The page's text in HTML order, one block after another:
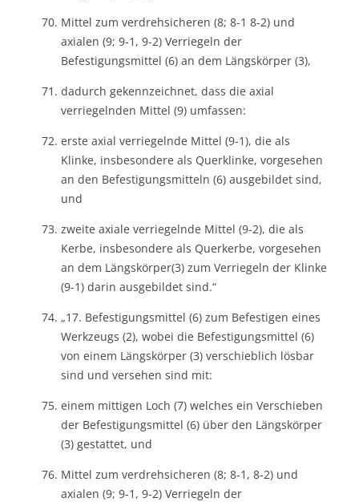
Mittel zum verdrehsicheren (8; 8-1 8-2) und
axialen (9; 9-1, 9-2) Verriegeln der
Befestigungsmittel (6) an dem Längskörper (3),
dadurch gekennzeichnet, dass die axial
verriegelnden Mittel (9) umfassen:
erste axial verriegelnde Mittel (9-1), die als
Klinke, insbesondere als Querklinke, vorgesehen
an den Befestigungsmitteln (6) ausgebildet sind,
und
zweite axiale verriegelnde Mittel (9-2), die als
Kerbe, insbesondere als Querkerbe, vorgesehen
an dem Längskörper(3) zum Verriegeln der Klinke
(9-1) darin ausgebildet sind.“
„17. Befestigungsmittel (6) zum Befestigen eines
Werkzeugs (2), wobei die Befestigungsmittel (6)
von einem Längskörper (3) verschieblich lösbar
sind und versehen sind mit:
einem mittigen Loch (7) welches ein Verschieben
der Befestigungsmittel (6) über den Längskörper
(3) gestattet, und
Mittel zum verdrehsicheren (8; 8-1, 8-2) und
axialen (9; 9-1, 9-2) Verriegeln der